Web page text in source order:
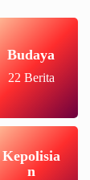
Budaya
22 Berita
Kepolisia
n